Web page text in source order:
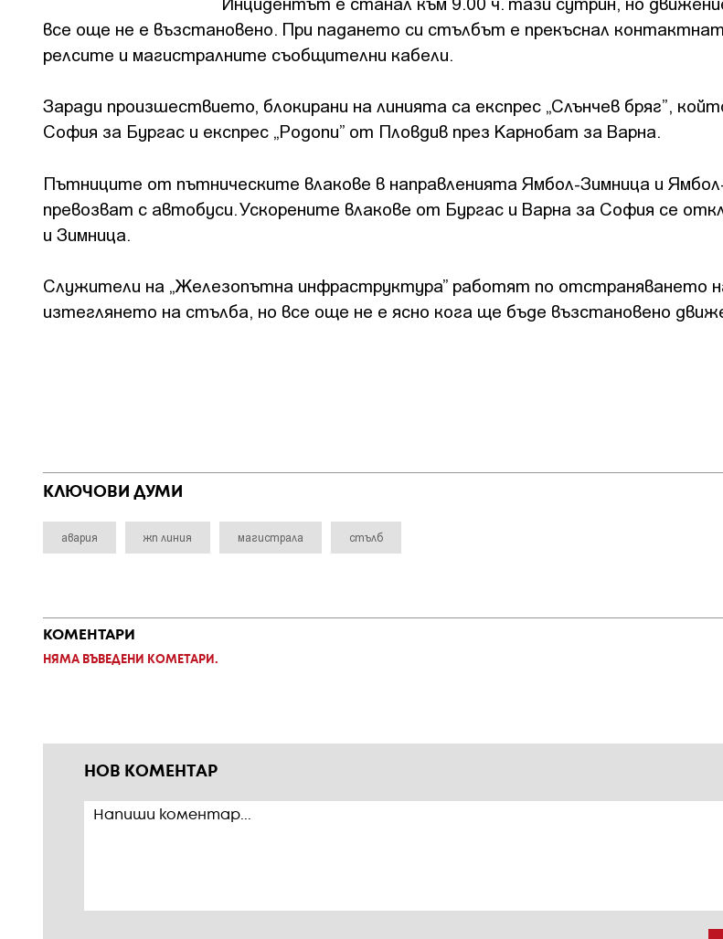
все още не е възстановено. При падането си стълбът е прекъснал
релсите и магистралните съобщителни кабели.
Заради произшествието, блокирани на линията са експрес „Слънчев бряг”,
София за Бургас и експрес „Родопи” от Пловдив през Карнобат за Варна.
Пътниците от пътническите влакове в направленията Ямбол-Зимница и
превозват с автобуси. Ускорените влакове от Бургас и Варна за София се
и Зимница.
Служители на „Железопътна инфраструктура” работят по отстраняването
изтеглянето на стълба, но все още не е ясно кога ще бъде възстановено
КЛЮЧОВИ ДУМИ
авария жп линия магистрала стълб
КОМЕНТАРИ
НЯМА ВЪВЕДЕНИ КОМЕТАРИ.
НОВ КОМЕНТАР